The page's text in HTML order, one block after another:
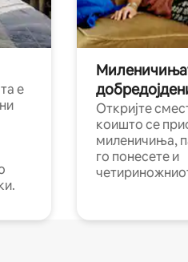
е
Откријте
коишто се
миленичиња,
го понесете и